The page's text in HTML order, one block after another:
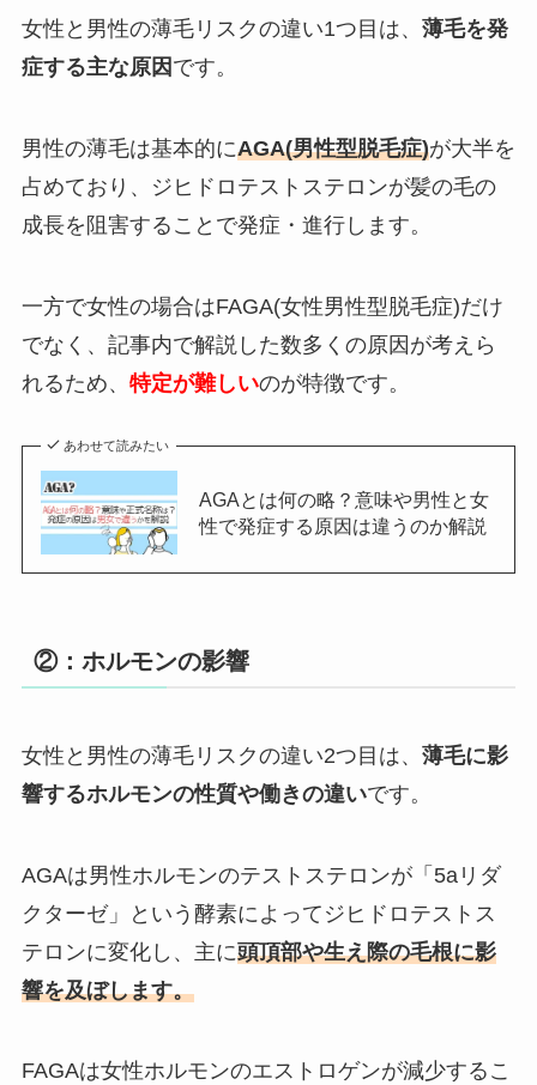
女性と男性の薄毛リスクの違い1つ目は、 薄毛を発
症する主な原因 です。
男性の薄毛は基本的にAGA(男性型脱毛症)が大半を
占めており、ジヒドロテストステロンが髪の毛の
成長を阻害することで発症・進行します。
一方で女性の場合はFAGA(女性男性型脱毛症)だけ
でなく、記事内で解説した数多くの原因が考えら
れるため、 特定が難しいのが特徴です。
あわせて読みたい
AGAとは何の略？意味や男性と女
性で発症する原因は違うのか解説
②：ホルモンの影響
女性と男性の薄毛リスクの違い2つ目は、 薄毛に影
響するホルモンの性質や働きの違いです。
AGAは男性ホルモンのテストステロンが「5aリダ
クターゼ」という酵素によってジヒドロテストス
テロンに変化し、主に頭頂部や生え際の毛根に影
響を及ぼします。
FAGAは女性ホルモンのエストロゲンが減少するこ